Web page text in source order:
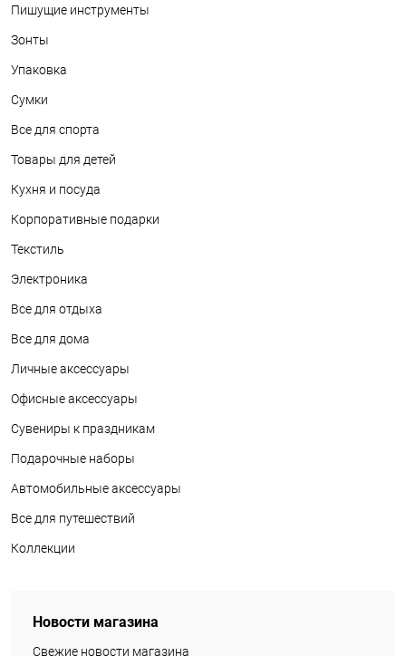
Пишущие инструменты
Зонты
Упаковка
Сумки
Все для спорта
Товары для детей
Кухня и посуда
Корпоративные подарки
Текстиль
Электроника
Все для отдыха
Все для дома
Личные аксессуары
Офисные аксессуары
Сувениры к праздникам
Подарочные наборы
Автомобильные аксессуары
Все для путешествий
Коллекции
Новости магазина
Свежие новости магазина